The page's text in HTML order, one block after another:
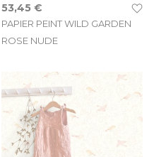
PAPIER PEINT WILD GARDEN
ROSE NUDE
53,45 €